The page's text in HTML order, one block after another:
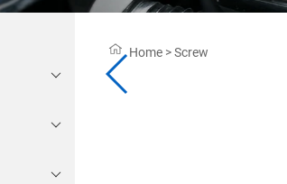
Home>Screw